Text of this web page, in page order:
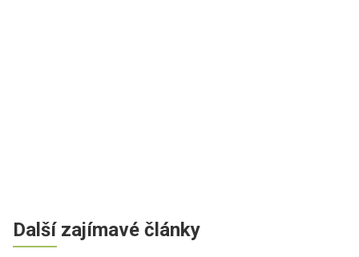
Další zajímavé články